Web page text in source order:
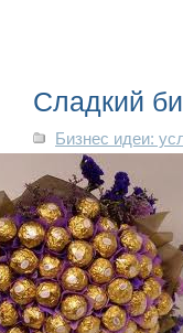
Сладкий
Бизнес идеи: